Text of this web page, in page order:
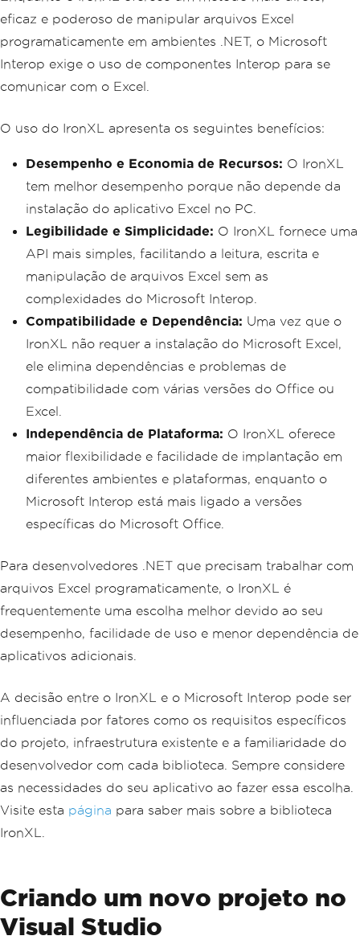
eficaz e poderoso de manipular arquivos Excel
programaticamente em ambientes .NET, o Microsoft
Interop exige o uso de componentes Interop para se
comunicar com o Excel.
O uso do IronXL apresenta os seguintes benefícios:
Desempenho e Economia de Recursos: O IronXL
tem melhor desempenho porque não depende da
instalação do aplicativo Excel no PC.
Legibilidade e Simplicidade: O IronXL fornece uma
API mais simples, facilitando a leitura, escrita e
manipulação de arquivos Excel sem as
complexidades do Microsoft Interop.
Compatibilidade e Dependência: Uma vez que o
IronXL não requer a instalação do Microsoft Excel,
ele elimina dependências e problemas de
compatibilidade com várias versões do Office ou
Excel.
Independência de Plataforma: O IronXL oferece
maior flexibilidade e facilidade de implantação em
diferentes ambientes e plataformas, enquanto o
Microsoft Interop está mais ligado a versões
específicas do Microsoft Office.
Para desenvolvedores .NET que precisam trabalhar com
arquivos Excel programaticamente, o IronXL é
frequentemente uma escolha melhor devido ao seu
desempenho, facilidade de uso e menor dependência de
aplicativos adicionais.
A decisão entre o IronXL e o Microsoft Interop pode ser
influenciada por fatores como os requisitos específicos
do projeto, infraestrutura existente e a familiaridade do
desenvolvedor com cada biblioteca. Sempre considere
as necessidades do seu aplicativo ao fazer essa escolha.
Visite esta página para saber mais sobre a biblioteca
IronXL.
Criando um novo projeto no
Visual Studio